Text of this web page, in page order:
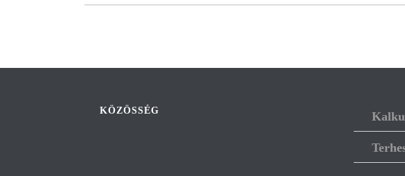
KÖZÖSSÉG